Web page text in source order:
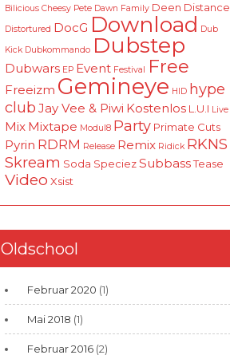
Bilicious Cheesy Pete Dawn Family Deen Distance
Distortured DocG Download Dub
Kick Dubkommando Dubstep
Dubwars EP Event Festival Free
Freeizm Gemineye HID hype
club Jay Vee & Piwi Kostenlos L.U.I Live
Mix Mixtape Modul8 Party Primate Cuts
Pyrin RDRM Release Remix Ridick RKNS
Skream Soda SpeciezSubbassTease
Video Xsist
Oldschool
Februar 2020 (1)
Mai 2018 (1)
Februar 2016 (2)